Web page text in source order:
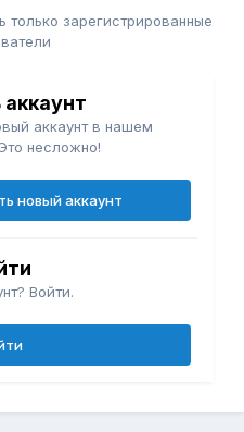
только зарегистрированные
аккаунт в нашем
несложно!
новый аккаунт
Войти.